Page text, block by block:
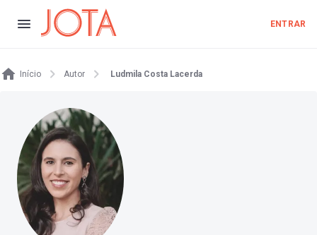
ENTRAR
Início Autor Ludmila Costa Lacerda